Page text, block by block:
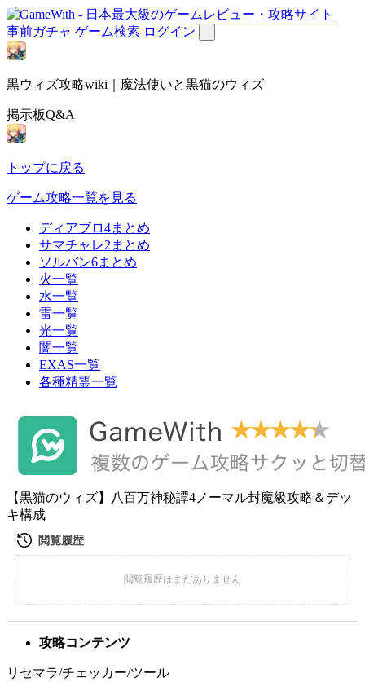
事前ガチャ ゲーム検索 ログイン
黒ウィズ攻略wiki｜魔法使いと黒猫のウィズ
掲示板Q&A
トップに戻る
ゲーム攻略一覧を見る
ディアブロ4まとめ
サマチャレ2まとめ
ソルバン6まとめ
火一覧
水一覧
雷一覧
光一覧
闇一覧
EXAS一覧
各種精霊一覧
【黒猫のウィズ】八百万神秘譚4ノーマル封魔級攻略＆デッ
キ構成
攻略コンテンツ
リセマラ/チェッカー/ツール